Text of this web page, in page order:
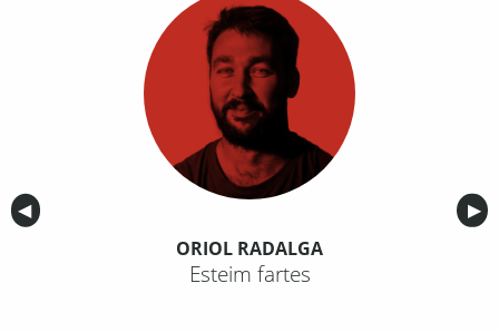
Anterior
◀︎ ▶︎
ORIOL RADALGA
Esteim fartes